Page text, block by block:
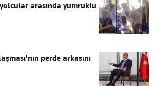
arasında yumruklu
perde arkasını